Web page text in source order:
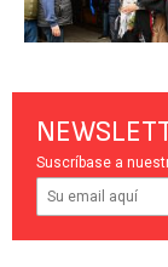
Suscríbase a